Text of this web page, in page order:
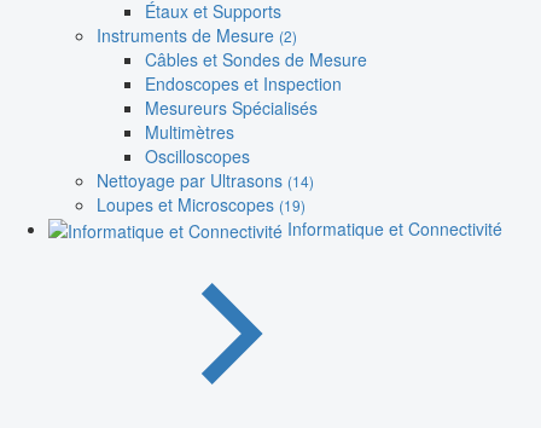
Étaux et Supports
Instruments de Mesure (2)
Câbles et Sondes de Mesure
Endoscopes et Inspection
Mesureurs Spécialisés
Multimètres
Oscilloscopes
Nettoyage par Ultrasons (14)
Loupes et Microscopes (19)
Informatique et Connectivité